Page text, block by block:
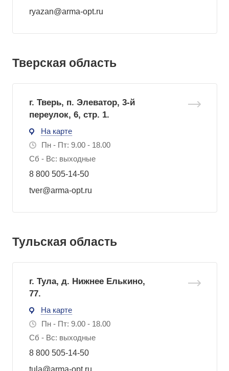
ryazan@arma-opt.ru
Тверская область
г. Тверь, п. Элеватор, 3-й
переулок, 6, стр. 1.
На карте
Пн - Пт: 9.00 - 18.00
Сб - Вс: выходные
8 800 505-14-50
tver@arma-opt.ru
Тульская область
г. Тула, д. Нижнее Елькино,
77.
На карте
Пн - Пт: 9.00 - 18.00
Сб - Вс: выходные
8 800 505-14-50
tula@arma-opt.ru